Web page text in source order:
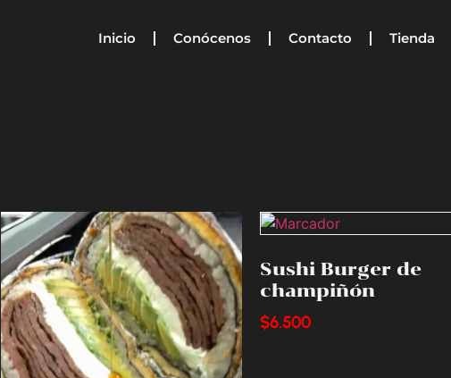
Inicio Conócenos Contacto Tienda
Sushi Burger de
champiñón
$6.500